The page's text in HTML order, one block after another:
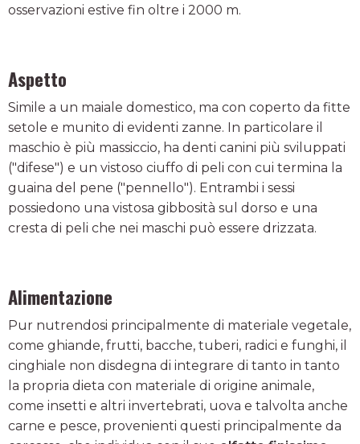
osservazioni estive fin oltre i 2000 m.
Aspetto
Simile a un maiale domestico, ma con coperto da fitte
setole e munito di evidenti zanne. In particolare il
maschio è più massiccio, ha denti canini più sviluppati
("difese") e un vistoso ciuffo di peli con cui termina la
guaina del pene ("pennello"). Entrambi i sessi
possiedono una vistosa gibbosità sul dorso e una
cresta di peli che nei maschi può essere drizzata.
Alimentazione
Pur nutrendosi principalmente di materiale vegetale,
come ghiande, frutti, bacche, tuberi, radici e funghi, il
cinghiale non disdegna di integrare di tanto in tanto
la propria dieta con materiale di origine animale,
come insetti e altri invertebrati, uova e talvolta anche
carne e pesce, provenienti questi principalmente da